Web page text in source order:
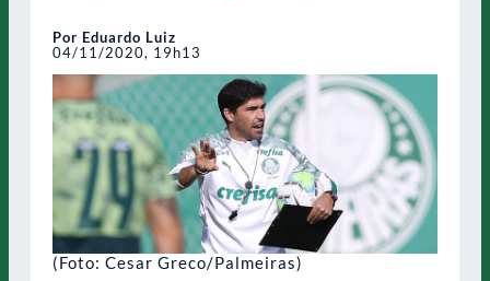
Por Eduardo Luiz
04/11/2020, 19h13
(Foto: Cesar Greco/Palmeiras)